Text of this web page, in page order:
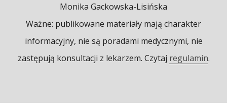
Monika Gackowska-Lisińska
Ważne: publikowane materiały mają charakter
informacyjny, nie są poradami medycznymi, nie
zastępują konsultacji z lekarzem. Czytaj regulamin.